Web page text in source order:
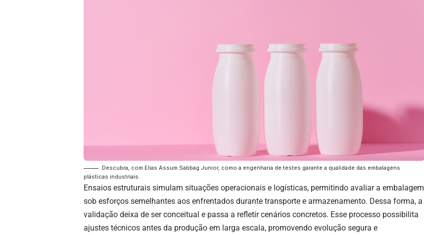
Descubra, com Elias Assum Sabbag Junior, como a engenharia de testes garante a qualidade das embalagens
plásticas industriais.
Ensaios estruturais simulam situações operacionais e logísticas, permitindo avaliar a embalagem
sob esforços semelhantes aos enfrentados durante transporte e armazenamento. Dessa forma, a
validação deixa de ser conceitual e passa a refletir cenários concretos. Esse processo possibilita
ajustes técnicos antes da produção em larga escala, promovendo evolução segura e